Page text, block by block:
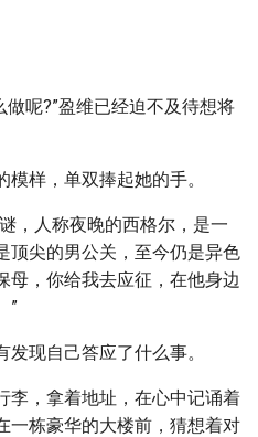
呢?”盈维已经迫不及待想将
样，单双捧起她的手。
，人称夜晚的西格尔，是一
顶尖的男公关，至今仍是异色
母，你给我去应征，在他身边
”
现自己答应了什么事。
李，拿着地址，在心中记诵着
一栋豪华的大楼前，猜想着对